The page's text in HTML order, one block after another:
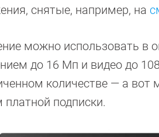
снятые, например, на
можно использовать в
до 16 Мп и видео до
количестве — а вот
подписки.